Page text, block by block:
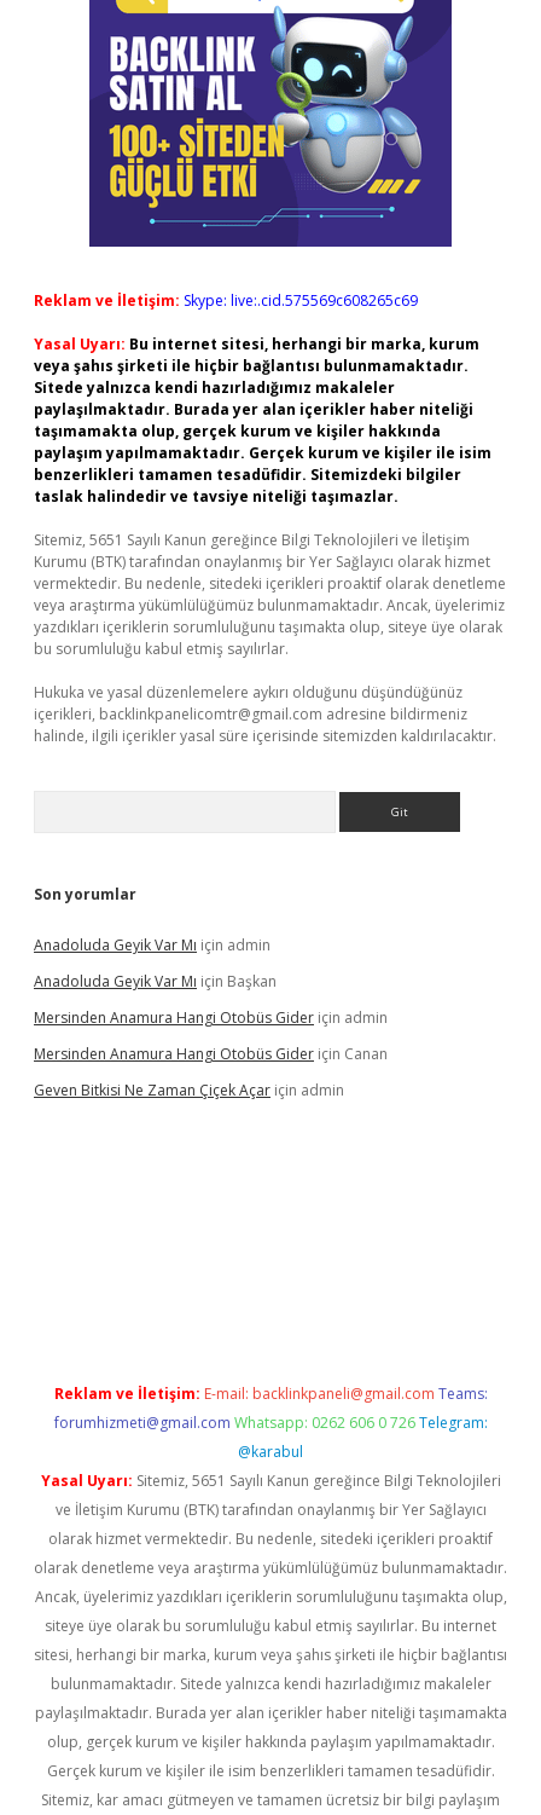
Reklam ve İletişim: Skype: live:.cid.575569c608265c69
Yasal Uyarı: Bu internet sitesi, herhangi bir marka, kurum
veya şahıs şirketi ile hiçbir bağlantısı bulunmamaktadır.
Sitede yalnızca kendi hazırladığımız makaleler
paylaşılmaktadır. Burada yer alan içerikler haber niteliği
taşımamakta olup, gerçek kurum ve kişiler hakkında
paylaşım yapılmamaktadır. Gerçek kurum ve kişiler ile isim
benzerlikleri tamamen tesadüfidir. Sitemizdeki bilgiler
taslak halindedir ve tavsiye niteliği taşımazlar.
Sitemiz, 5651 Sayılı Kanun gereğince Bilgi Teknolojileri ve İletişim
Kurumu (BTK) tarafından onaylanmış bir Yer Sağlayıcı olarak hizmet
vermektedir. Bu nedenle, sitedeki içerikleri proaktif olarak denetleme
veya araştırma yükümlülüğümüz bulunmamaktadır. Ancak, üyelerimiz
yazdıkları içeriklerin sorumluluğunu taşımakta olup, siteye üye olarak
bu sorumluluğu kabul etmiş sayılırlar.
Hukuka ve yasal düzenlemelere aykırı olduğunu düşündüğünüz
içerikleri, backlinkpanelicomtr@gmail.com adresine bildirmeniz
halinde, ilgili içerikler yasal süre içerisinde sitemizden kaldırılacaktır.
Son yorumlar
Anadoluda Geyik Var Mı için admin
Anadoluda Geyik Var Mı için Başkan
Mersinden Anamura Hangi Otobüs Gider için admin
Mersinden Anamura Hangi Otobüs Gider için Canan
Geven Bitkisi Ne Zaman Çiçek Açar için admin
Reklam ve İletişim: E-mail: backlinkpaneli@gmail.com Teams:
forumhizmeti@gmail.com Whatsapp: 0262 606 0 726 Telegram:
@karabul
Yasal Uyarı: Sitemiz, 5651 Sayılı Kanun gereğince Bilgi Teknolojileri
ve İletişim Kurumu (BTK) tarafından onaylanmış bir Yer Sağlayıcı
olarak hizmet vermektedir. Bu nedenle, sitedeki içerikleri proaktif
olarak denetleme veya araştırma yükümlülüğümüz bulunmamaktadır.
Ancak, üyelerimiz yazdıkları içeriklerin sorumluluğunu taşımakta olup,
siteye üye olarak bu sorumluluğu kabul etmiş sayılırlar. Bu internet
sitesi, herhangi bir marka, kurum veya şahıs şirketi ile hiçbir bağlantısı
bulunmamaktadır. Sitede yalnızca kendi hazırladığımız makaleler
paylaşılmaktadır. Burada yer alan içerikler haber niteliği taşımamakta
olup, gerçek kurum ve kişiler hakkında paylaşım yapılmamaktadır.
Gerçek kurum ve kişiler ile isim benzerlikleri tamamen tesadüfidir.
Sitemiz, kar amacı gütmeyen ve tamamen ücretsiz bir bilgi paylaşım